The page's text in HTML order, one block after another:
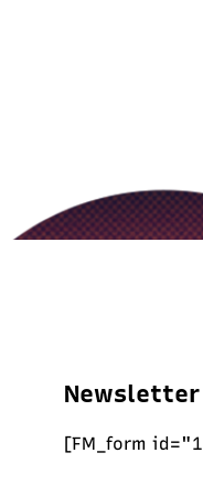
Newsletter
[FM_form